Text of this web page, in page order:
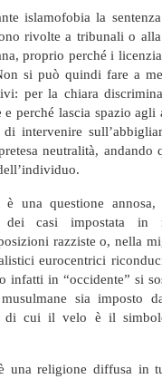
islamofobia la
rivolte a tribunali o
proprio perché i
si può quindi fare a
per la chiara
perché lascia spazio agli
intervenire
neutralità, andando
una questione annosa,
dei casi impostata in
razziste o, nella
eurocentrici
infatti in “occidente” si
sia imposto
di cui il velo è il
una religione diffusa in